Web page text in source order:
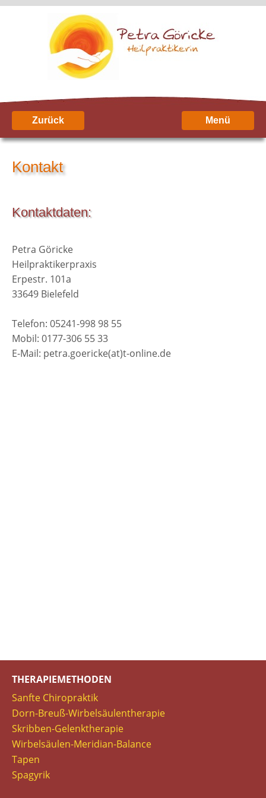
Zurück Menü
Kontakt
Kontaktdaten:
Petra Göricke
Heilpraktikerpraxis
Erpestr. 101a
33649 Bielefeld
Telefon: 05241-998 98 55
Mobil: 0177-306 55 33
E-Mail: petra.goericke(at)t-online.de
THERAPIEMETHODEN
Sanfte Chiropraktik
Dorn-Breuß-Wirbelsäulentherapie
Skribben-Gelenktherapie
Wirbelsäulen-Meridian-Balance
Tapen
Spagyrik